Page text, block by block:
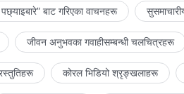
बाट गरिएका वाचनहरू
जीवन अनुभवका गवाहीसम्‍बन्धी चलचित्रहरू
कोरल भिडियो श्रृङ्खलाहरू